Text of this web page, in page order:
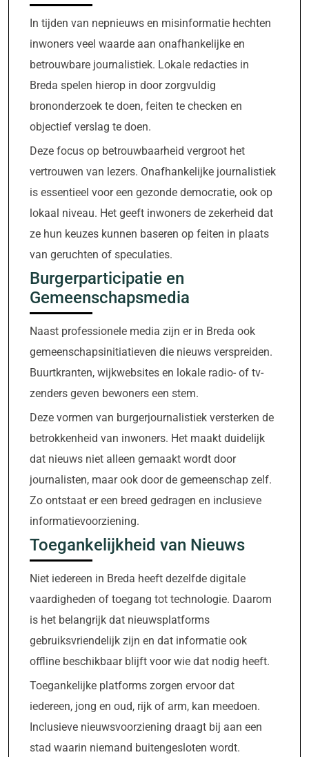
In tijden van nepnieuws en misinformatie hechten
inwoners veel waarde aan onafhankelijke en
betrouwbare journalistiek. Lokale redacties in
Breda spelen hierop in door zorgvuldig
brononderzoek te doen, feiten te checken en
objectief verslag te doen.
Deze focus op betrouwbaarheid vergroot het
vertrouwen van lezers. Onafhankelijke journalistiek
is essentieel voor een gezonde democratie, ook op
lokaal niveau. Het geeft inwoners de zekerheid dat
ze hun keuzes kunnen baseren op feiten in plaats
van geruchten of speculaties.
Burgerparticipatie en
Gemeenschapsmedia
Naast professionele media zijn er in Breda ook
gemeenschapsinitiatieven die nieuws verspreiden.
Buurtkranten, wijkwebsites en lokale radio- of tv-
zenders geven bewoners een stem.
Deze vormen van burgerjournalistiek versterken de
betrokkenheid van inwoners. Het maakt duidelijk
dat nieuws niet alleen gemaakt wordt door
journalisten, maar ook door de gemeenschap zelf.
Zo ontstaat er een breed gedragen en inclusieve
informatievoorziening.
Toegankelijkheid van Nieuws
Niet iedereen in Breda heeft dezelfde digitale
vaardigheden of toegang tot technologie. Daarom
is het belangrijk dat nieuwsplatforms
gebruiksvriendelijk zijn en dat informatie ook
offline beschikbaar blijft voor wie dat nodig heeft.
Toegankelijke platforms zorgen ervoor dat
iedereen, jong en oud, rijk of arm, kan meedoen.
Inclusieve nieuwsvoorziening draagt bij aan een
stad waarin niemand buitengesloten wordt.